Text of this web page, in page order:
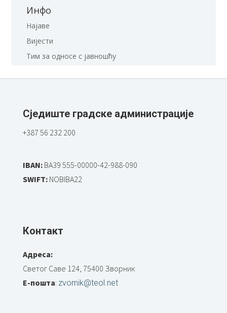
Инфо
Најаве
Вијести
Тим за односе с јавношћу
Сједиште градске администрације
+387 56 232 200
IBAN:BA39 555-00000-42-988-090
SWIFT:NOBIBA22
Контакт
Адреса:
Светог Саве 124, 75400 Зворник
Е-пошта: zvornik@teol.net